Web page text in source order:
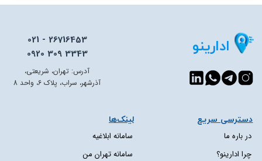
ادارینو
021 - 26716453
0920 309 3343
در باره ما
چرا ادارینو؟
دسترسی سریع​​​​​​​ لینک‌ها
سامانه ابلاغیه
سامانه تهران من
آدرس: تهران، شریعتی،
آذرشهر، سراب، پلاک 6، واحد 8